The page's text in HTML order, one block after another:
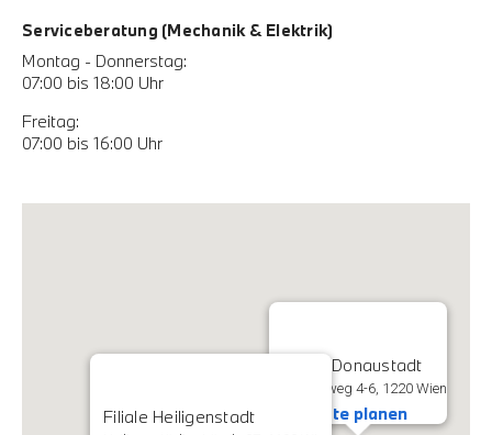
Serviceberatung (Mechanik & Elektrik)
Montag - Donnerstag:
07:00 bis 18:00 Uhr
Freitag:
07:00 bis 16:00 Uhr
Filiale Donaustadt
Rautenweg 4-6, 1220 Wien
Route planen
Filiale Heiligenstadt